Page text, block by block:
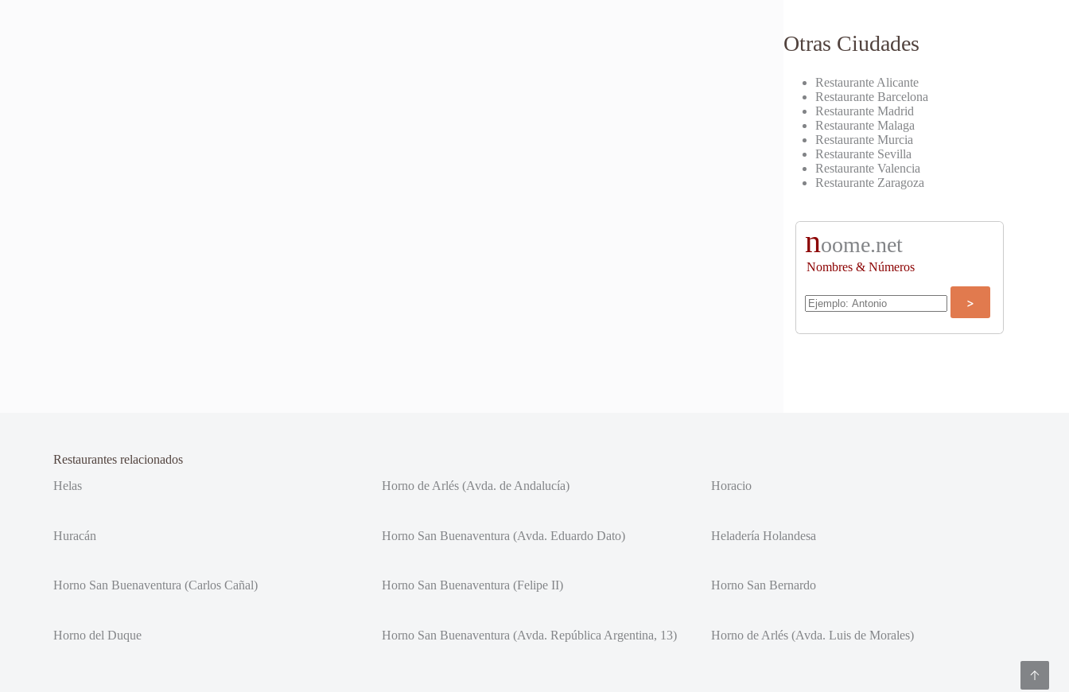
Otras Ciudades
Restaurante Alicante
Restaurante Barcelona
Restaurante Madrid
Restaurante Malaga
Restaurante Murcia
Restaurante Sevilla
Restaurante Valencia
Restaurante Zaragoza
noome.net
Nombres & Números
Restaurantes relacionados
Helas
Horno de Arlés (Avda. de Andalucía) Horacio
Huracán Horno San Buenaventura (Avda. Eduardo Dato) Heladería Holandesa
Horno San Buenaventura (Carlos Cañal) Horno San Buenaventura (Felipe II) Horno San Bernardo
Horno del Duque Horno San Buenaventura (Avda. República Argentina, 13) Horno de Arlés (Avda. Luis de Morales)